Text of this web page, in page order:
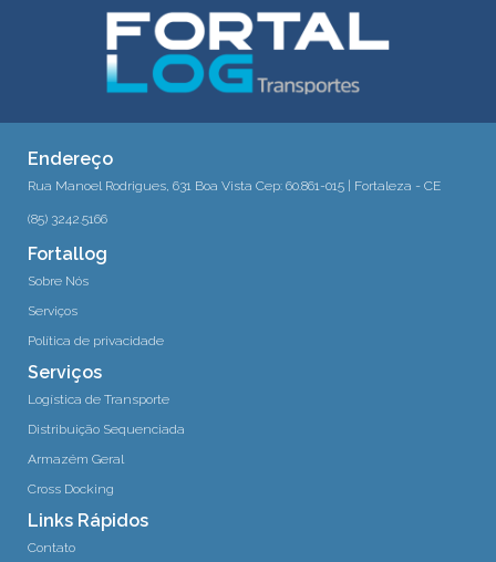
Endereço
Rua Manoel Rodrigues, 631 Boa Vista Cep: 60.861-015 | Fortaleza - CE
(85) 3242.5166
Fortallog
Sobre Nós
Serviços
Política de privacidade
Serviços
Logística de Transporte
Distribuição Sequenciada
Armazém Geral
Cross Docking
Links Rápidos
Contato